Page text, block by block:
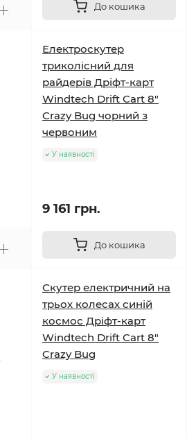
До кошика
Електроскутер
триколісний для
райдерів Дріфт-карт
Windtech Drift Cart 8″
Crazy Bug чорний з
червоним
У наявності
9 161 грн.
До кошика
Скутер електричний на
трьох колесах синій
космос Дріфт-карт
Windtech Drift Cart 8″
Crazy Bug
У наявності